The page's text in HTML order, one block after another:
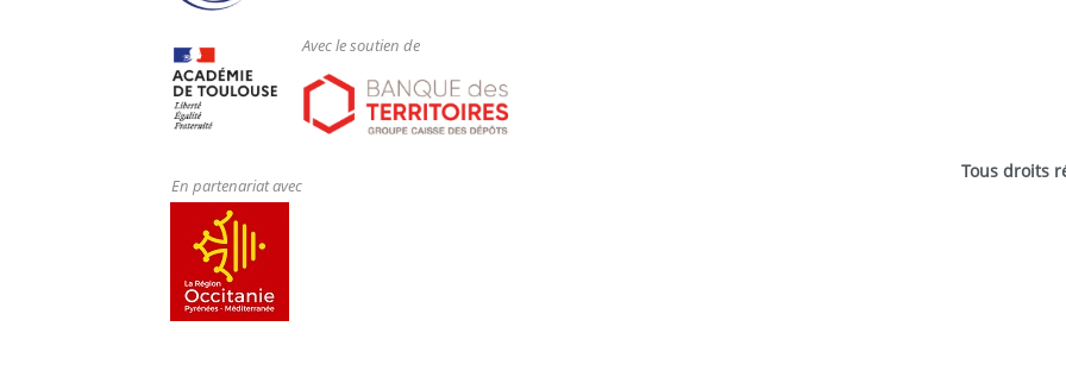
Avec le soutien de
En partenariat avec
Tous droits